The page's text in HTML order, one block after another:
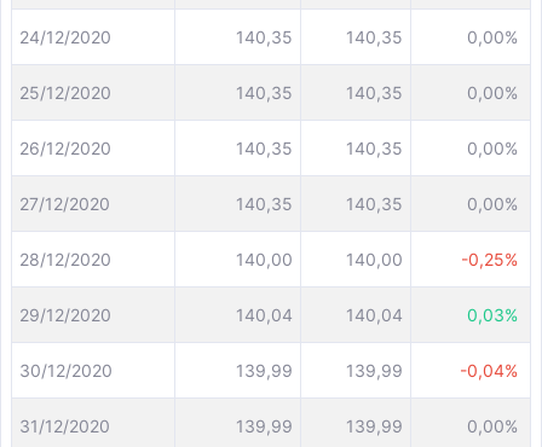
24/12/2020 140,35 140,35 0,00%
25/12/2020 140,35 140,35 0,00%
26/12/2020 140,35 140,35 0,00%
27/12/2020 140,35 140,35 0,00%
28/12/2020 140,00 140,00 -0,25%
29/12/2020 140,04 140,04 0,03%
30/12/2020 139,99 139,99 -0,04%
31/12/2020 139,99 139,99 0,00%